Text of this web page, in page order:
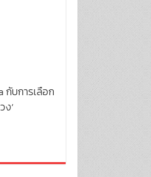
กับการเลือก
ง’